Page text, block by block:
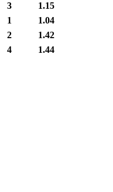
3
1.15
1
1.04
2
1.42
4 1.44